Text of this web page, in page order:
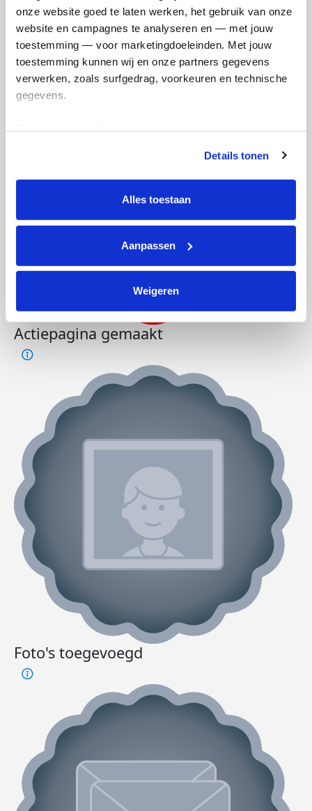
onze website goed te laten werken, het gebruik van onze
website en campagnes te analyseren en — met jouw
toestemming — voor marketingdoeleinden. Met jouw
toestemming kunnen wij en onze partners gegevens
verwerken, zoals surfgedrag, voorkeuren en technische
gegevens.
tonen. Je kunt je toestemming op elk moment wijzigen of
intrekken via Cookie instellingen onderaan de pagina. De
lijst met cookies is te vinden in het tabblad “details”.
Details tonen
Alles toestaan
Aanpassen
Weigeren
Actiepagina gemaakt
Foto's toegevoegd